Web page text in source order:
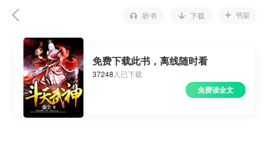
听书 下载 书架
免费下载此书，离线随时看
37248 人已下载
免费读全文